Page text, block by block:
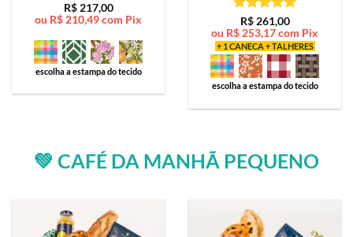
Avaliação5
de 5
R$217,00
ou R$ 210,49com Pix
escolha a estampa do tecido
Avaliação5
de 5
R$261,00
ou R$ 253,17com Pix
+ 1 CANECA + TALHERES
escolha a estampa do tecido
💚 CAFÉ DA MANHÃ PEQUENO